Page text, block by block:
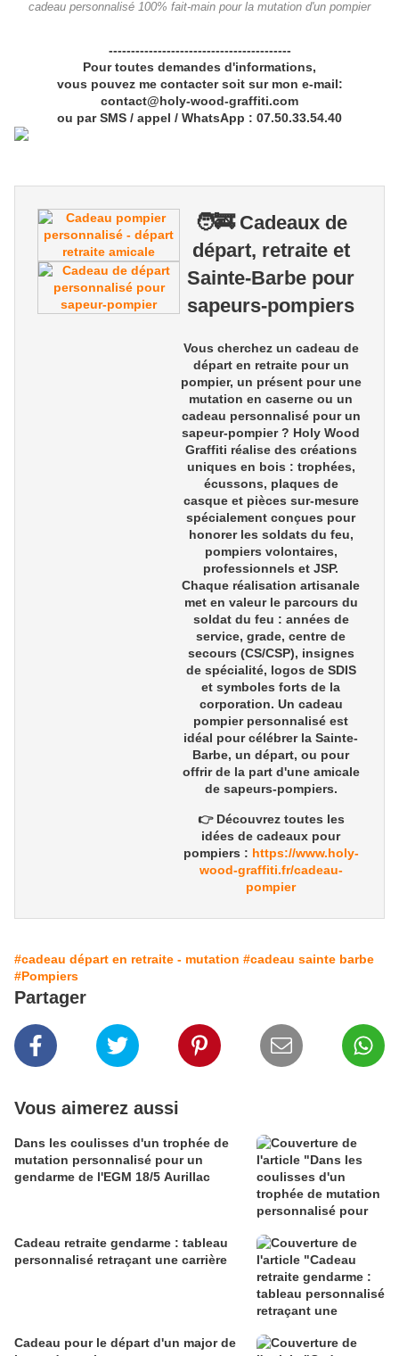
cadeau personnalisé 100% fait-main pour la mutation d'un pompier
-----------------------------------------
Pour toutes demandes d'informations,
vous pouvez me contacter soit sur mon e-mail:
contact@holy-wood-graffiti.com
ou par SMS / appel / WhatsApp : 07.50.33.54.40
🧑‍🚒 Cadeaux de
départ, retraite et
Sainte-Barbe pour
sapeurs-pompiers
Vous cherchez un cadeau de
départ en retraite pour un
pompier, un présent pour une
mutation en caserne ou un
cadeau personnalisé pour un
sapeur-pompier? Holy Wood
Graffiti réalise des créations
uniques en bois : trophées,
écussons, plaques de
casque et pièces sur-mesure
spécialement conçues pour
honorer les soldats du feu,
pompiers volontaires,
professionnels et JSP.
Chaque réalisation artisanale
met en valeur le parcours du
soldat du feu : années de
service, grade, centre de
secours (CS/CSP), insignes
de spécialité, logos de SDIS
et symboles forts de la
corporation. Un cadeau
pompier personnalisé est
idéal pour célébrer la Sainte-
Barbe, un départ, ou pour
offrir de la part d'une amicale
de sapeurs-pompiers.
👉 Découvrez toutes les
idées de cadeaux pour
pompiers : https://www.holy-
wood-graffiti.fr/cadeau-
pompier
#cadeau départ en retraite - mutation #cadeau sainte barbe
#Pompiers
Partager
Vous aimerez aussi
Dans les coulisses d'un trophée de
mutation personnalisé pour un
gendarme de l'EGM 18/5 Aurillac
Cadeau retraite gendarme : tableau
personnalisé retraçant une carrière
Cadeau pour le départ d'un major de